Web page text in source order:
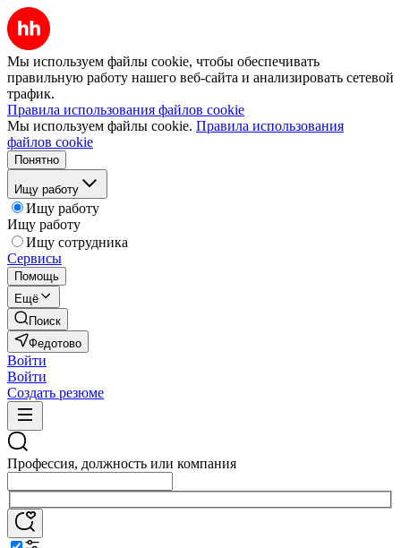
Мы используем файлы cookie, чтобы обеспечивать
правильную работу нашего веб-сайта и анализировать сетевой
трафик.
Правила использования файлов cookie
Мы используем файлы cookie. Правила использования
файлов cookie
Понятно
Ищу работу
Ищу работу
Ищу работу
Ищу сотрудника
Сервисы
Помощь
Ещё
Поиск
Федотово
Войти
Войти
Создать резюме
Профессия, должность или компания